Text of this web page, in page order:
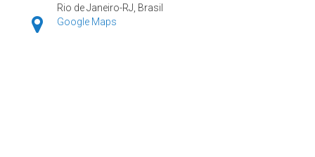
Rio de Janeiro-RJ, Brasil
Google Maps